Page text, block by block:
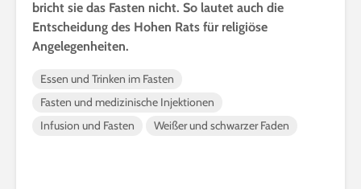
bricht sie das Fasten nicht. So lautet auch die
Entscheidung des Hohen Rats für religiöse
Angelegenheiten.
Essen und Trinken im Fasten
Fasten und medizinische Injektionen
Infusion und Fasten
Weißer und schwarzer Faden